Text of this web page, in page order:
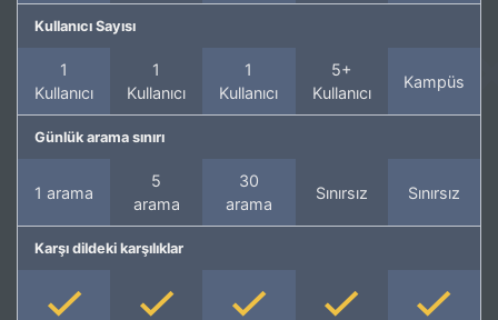
Kullanıcı Sayısı
1
Kullanıcı
1
Kullanıcı
1
Kullanıcı
5+
Kullanıcı
Kampüs
Günlük arama sınırı
1 arama
5
arama
30
arama
Sınırsız Sınırsız
Karşı dildeki karşılıklar